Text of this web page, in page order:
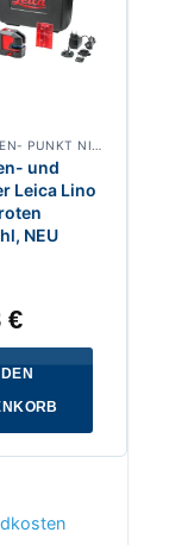
und
Leica Lino
NEU
€